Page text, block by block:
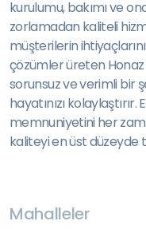
kurulumu, bakımı ve
zorlamadan kaliteli
müşterilerin
çözümler üreten
sorunsuz ve verimli bir
hayatınızı
memnuniyetini her
kaliteyi en üst düzeyde
Mahalleler